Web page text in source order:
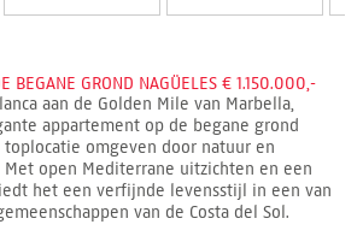
BEGANE GROND NAGÜELES € 1.150.000,-
aan de Golden Mile van Marbella,
appartement op de begane grond
toplocatie omgeven door natuur en
open Mediterrane uitzichten en een
het een verfijnde levensstijl in een van
van de Costa del Sol.